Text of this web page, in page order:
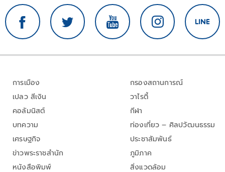
การเมือง
เปลว สีเงิน
คอลัมนิสต์
บทความ
เศรษฐกิจ
ข่าวพระราชสำนัก
หนังสือพิมพ์
กรองสถานการณ์
วาไรตี้
กีฬา
ท่องเที่ยว – ศิลปวัฒนธรรม
ประชาสัมพันธ์
ภูมิภาค
สิ่งแวดล้อม